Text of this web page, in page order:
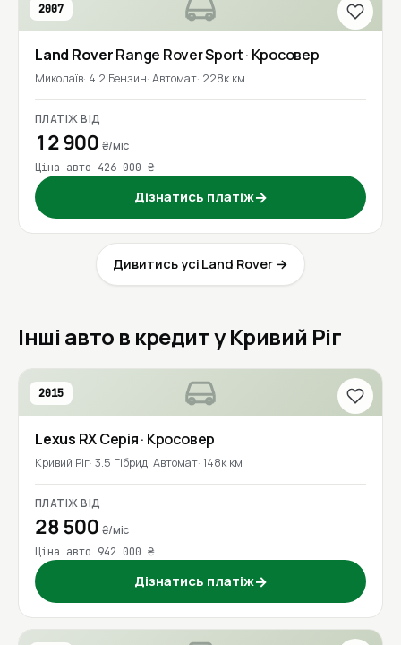
2007
Land RoverRange Rover Sport· Кросовер
Миколаїв 4.2 Бензин Автомат 228к км
ПЛАТІЖ ВІД
12 900 ₴/міс
Ціна авто 426 000 ₴
Дізнатись платіж→
Дивитись усі Land Rover →
Інші авто в кредит у Кривий Ріг
2015
Lexus RX Серія· Кросовер
Кривий Ріг 3.5 Гібрид Автомат 148к км
ПЛАТІЖ ВІД
28 500 ₴/міс
Ціна авто 942 000 ₴
Дізнатись платіж→